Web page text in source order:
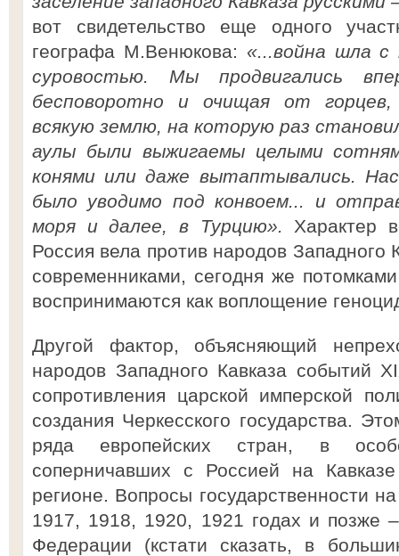
вот свидетельство еще одного
географа М.Венюкова: «...война шла с
суровостью. Мы продвигались
бесповоротно и очищая от горцев,
всякую землю, на которую раз
аулы были выжигаемы целыми
конями или даже вытаптывались.
было уводимо под конвоем... и
моря и далее, в Турцию». Характер
Россия вела против народов Западного
современниками, сегодня же
воспринимаются как воплощение
Другой фактор, объясняющий
народов Западного Кавказа событий
сопротивления царской имперской
создания Черкесского государства.
ряда европейских стран, в
соперничавших с Россией на
регионе. Вопросы государственности
1917, 1918, 1920, 1921 годах и позже
Федерации (кстати сказать, в